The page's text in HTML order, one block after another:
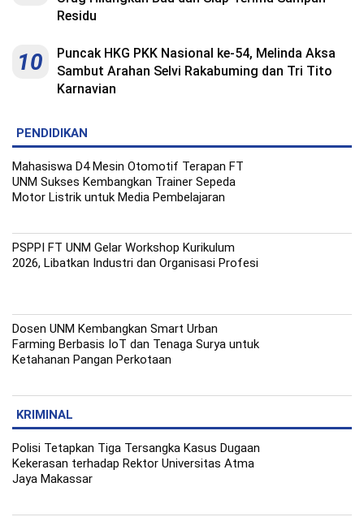
Residu
10
Puncak HKG PKK Nasional ke-54, Melinda Aksa
Sambut Arahan Selvi Rakabuming dan Tri Tito
Karnavian
PENDIDIKAN
Mahasiswa D4 Mesin Otomotif Terapan FT
UNM Sukses Kembangkan Trainer Sepeda
Motor Listrik untuk Media Pembelajaran
PSPPI FT UNM Gelar Workshop Kurikulum
2026, Libatkan Industri dan Organisasi Profesi
Dosen UNM Kembangkan Smart Urban
Farming Berbasis IoT dan Tenaga Surya untuk
Ketahanan Pangan Perkotaan
KRIMINAL
Polisi Tetapkan Tiga Tersangka Kasus Dugaan
Kekerasan terhadap Rektor Universitas Atma
Jaya Makassar